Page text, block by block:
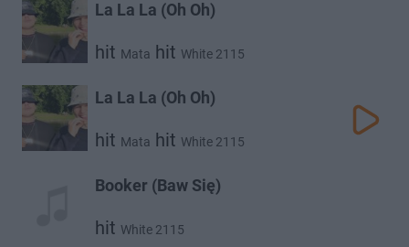
La La La (Oh Oh)
hit Mata hit White 2115
La La La (Oh Oh)
hit Mata hit White 2115
Booker (Baw Się)
hit White 2115